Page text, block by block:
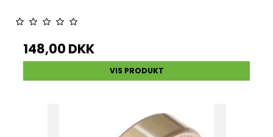
148,00 DKK
VIS PRODUKT